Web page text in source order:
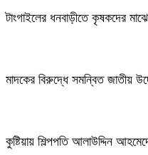
টাংগাইলের ধনবাড়ীতে কৃষকদের
মাদকের বিরুদ্ধে সমন্বিত জাতীয়
কুষ্টিয়ায় শিল্পপতি আলাউদ্দিন